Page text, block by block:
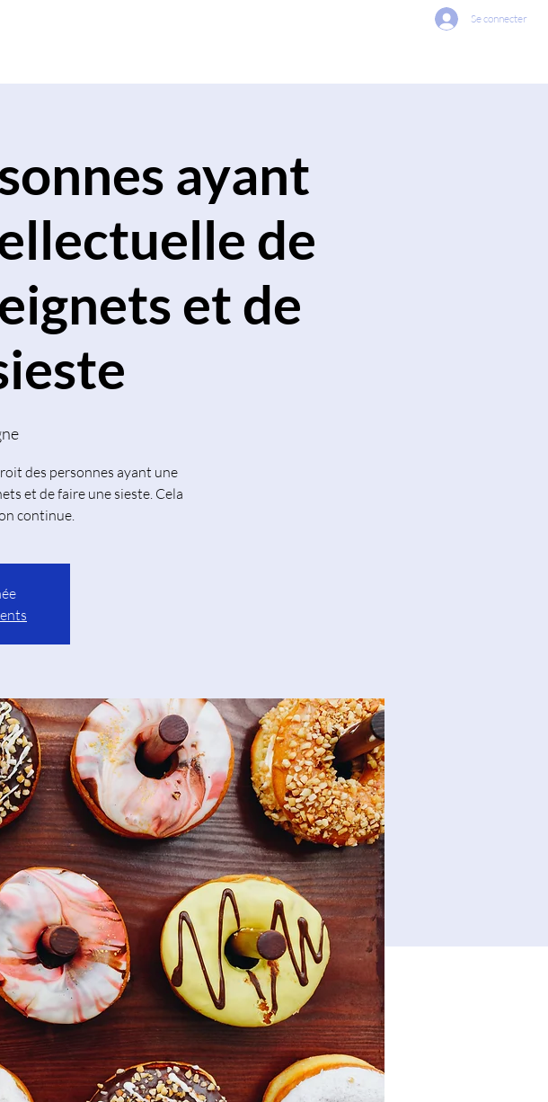
Se connecter
ayant
de
et de
des personnes ayant une
et de faire une sieste. Cela
continue.